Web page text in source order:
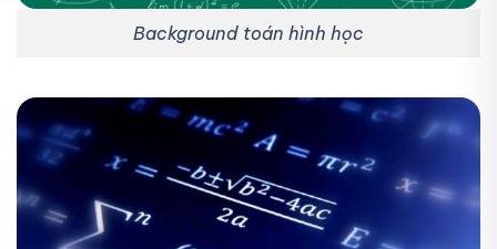
Background toán hình học